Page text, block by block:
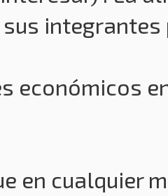
económicos
en cualquier